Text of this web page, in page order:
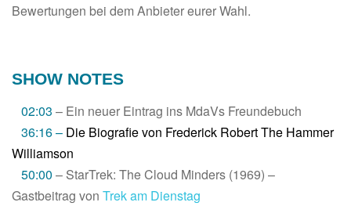
Bewertungen bei dem Anbieter eurer Wahl.
SHOW NOTES
02:03 – Ein neuer Eintrag ins MdaVs Freundebuch
36:16 – Die Biografie von Frederick Robert The Hammer
Williamson
50:00 – StarTrek: The Cloud Minders (1969) –
Gastbeitrag von Trek am Dienstag